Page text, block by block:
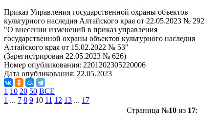
Приказ Управления государственной охраны объектов
культурного наследия Алтайского края от 22.05.2023 № 292
"О внесении изменений в приказ управления
государственной охраны объектов культурного наследия
Алтайского края от 15.02.2022 № 53"
(Зарегистрирован 22.05.2023 № 626)
Номер опубликования: 2201202305220006
Дата опубликования: 22.05.2023
1 10 20 50 ВСЕ
1 ... 7 8 9 10 11 12 13 ... 17
Страница №10из 17: